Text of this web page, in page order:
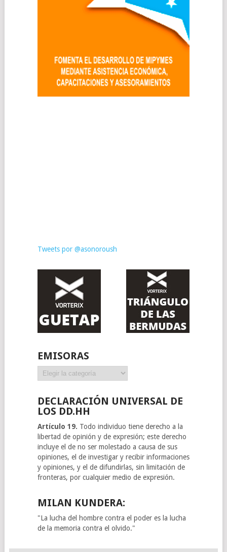
Tweets por @asonoroush
EMISORAS
Emisoras
DECLARACIÓN UNIVERSAL DE
LOS DD.HH
Artículo 19. Todo individuo tiene derecho a la
libertad de opinión y de expresión; este derecho
incluye el de no ser molestado a causa de sus
opiniones, el de investigar y recibir informaciones
y opiniones, y el de difundirlas, sin limitación de
fronteras, por cualquier medio de expresión.
MILAN KUNDERA:
"La lucha del hombre contra el poder es la lucha
de la memoria contra el olvido."